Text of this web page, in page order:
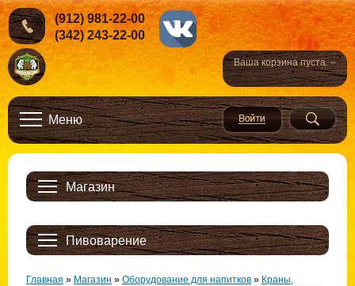
Ваша корзина пуста. –
(912) 981-22-00
(342) 243-22-00
Меню
Магазин
Пивоварение
Главная » Магазин » Оборудование для напитков » Краны,